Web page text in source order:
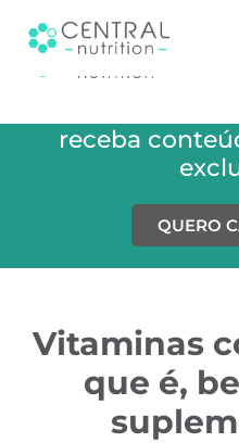
receba
QUERO
Vitaminas
que é,